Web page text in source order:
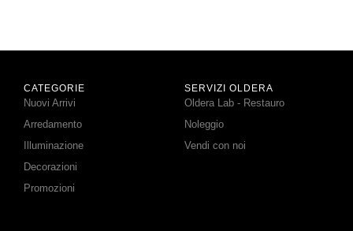
CATEGORIE
Nuovi Arrivi
Arredamento
Illuminazione
Decorazioni
Promozioni
SERVIZI OLDERA
Oldera Lab - Restauro
Noleggio
Vendi con noi